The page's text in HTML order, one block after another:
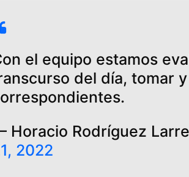
el equipo estamos
del día, tomar
Horacio Rodríguez
2022